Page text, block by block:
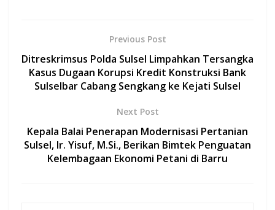
o
o
k
A
p
p
er l
Previous Post
Ditreskrimsus Polda Sulsel Limpahkan Tersangka
Kasus Dugaan Korupsi Kredit Konstruksi Bank
Sulselbar Cabang Sengkang ke Kejati Sulsel
Next Post
Kepala Balai Penerapan Modernisasi Pertanian
Sulsel, Ir. Yisuf, M.Si., Berikan Bimtek Penguatan
Kelembagaan Ekonomi Petani di Barru